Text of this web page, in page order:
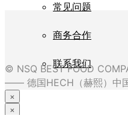
常见问题
商务合作
联系我们
© NSQ BEST FOOD
—— 德国HECH（赫熙）中
×
×